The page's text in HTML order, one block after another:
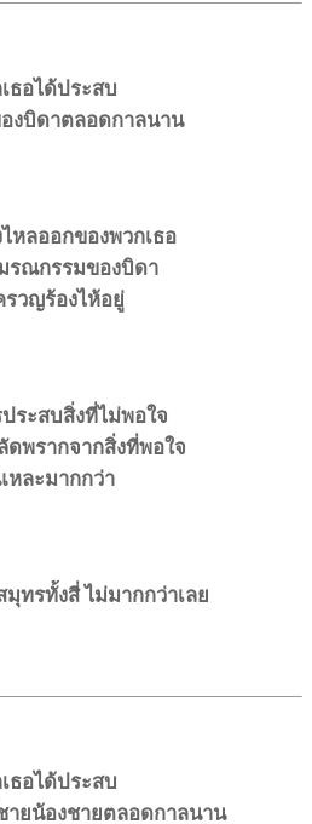
ธอได้ประสบ
งบิดาตลอดกาลนาน
หลออกของพวกเธอ
รณกรรมของบิดา
รวญร้องไห้อยู่
ประสบสิ่งที่ไม่พอใจ
ดพรากจากสิ่งที่พอใจ
หละมากกว่า
ทรทั้งสี่ ไม่มากกว่าเลย
ธอได้ประสบ
ยน้องชายตลอดกาลนาน